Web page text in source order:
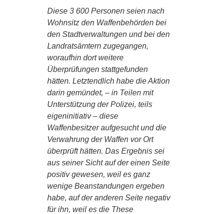
Diese 3 600 Personen seien nach
Wohnsitz den Waffenbehörden bei
den Stadtverwaltungen und bei den
Landratsämtern zugegangen,
woraufhin dort weitere
Überprüfungen stattgefunden
hätten. Letztendlich habe die Aktion
darin gemündet, – in Teilen mit
Unterstützung der Polizei, teils
eigeninitiativ – diese
Waffenbesitzer aufgesucht und die
Verwahrung der Waffen vor Ort
überprüft hätten. Das Ergebnis sei
aus seiner Sicht auf der einen Seite
positiv gewesen, weil es ganz
wenige Beanstandungen ergeben
habe, auf der anderen Seite negativ
für ihn, weil es die These